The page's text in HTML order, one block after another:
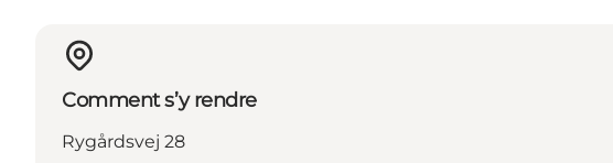
Comment s’y rendre
Rygårdsvej 28